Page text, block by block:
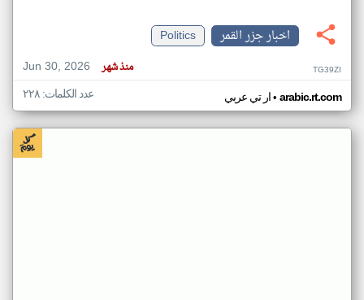
اخبار جزر القمر
Politics
Jun 30, 2026
منذ شهر TG39ZI
ار تي عربي• arabic.rt.com عدد الكلمات: ٢٢٨